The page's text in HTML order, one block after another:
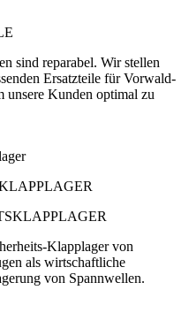
sind reparabel. Wir stellen
Ersatzteile für Vorwald-
unsere Kunden optimal zu
Klapplager von
als wirtschaftliche
von Spannwellen.